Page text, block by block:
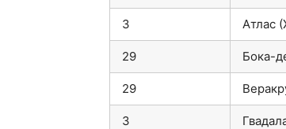
3 Атлас
29 Бока-
29
3